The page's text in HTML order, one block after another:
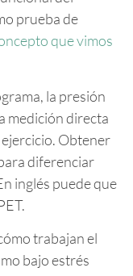
prueba de
que vimos
la presión
medición directa
Obtener
diferenciar
inglés puede que
trabajan el
bajo estrés